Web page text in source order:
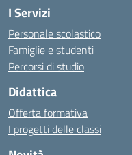
I Servizi
Personale scolastico
Famiglie e studenti
Percorsi di studio
Didattica
Offerta formativa
I progetti delle classi